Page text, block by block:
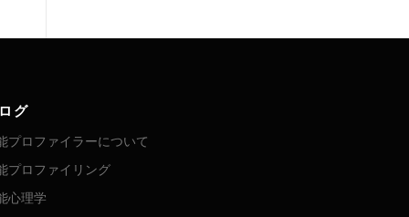
グ
プロファイラーについて
プロファイリング
心理学